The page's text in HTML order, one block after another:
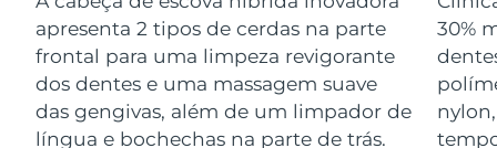
apresenta 2 tipos de cerdas na parte
frontal para uma limpeza revigorante
dos dentes e uma massagem suave
das gengivas, além de um limpador de
língua e bochechas na parte de trás.
30%
Luxemburgo Entrega prevista 8/10/26
Macau, RAE da
China
Entrega prevista 8/12/26